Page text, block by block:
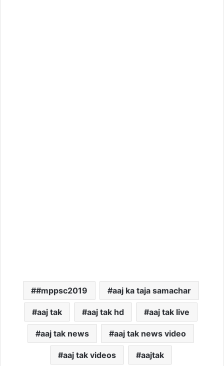
#mppsc2019 aaj ka taja samachar
aaj tak aaj tak hd aaj tak live
aaj tak news aaj tak news video
aaj tak videos aajtak